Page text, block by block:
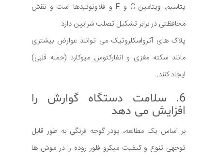
پتاسیم، ویتامین C و E و فلاونوئیدها است و نقش
محافظتی در برابر تشکیل تصلب شرایین دارد.
پلاک های آترواسکلروتیک می توانند عوارض بیشتری
مانند سکته مغزی و انفارکتوس میوکارد (حمله قلبی)
ایجاد کنند.
6. سلامت دستگاه گوارش را
افزایش می دهد
بر اساس یک مطالعه، پودر گوجه فرنگی به طور قابل
توجهی تنوع و کیفیت میکرو فلور روده را در موش ها